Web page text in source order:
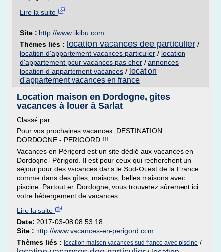
Lire la suite
Site : http://www.likibu.com
Thèmes liés : location vacances dee particulier /
location d'appartement vacances particulier / location
d'appartement pour vacances pas cher / annonces
location d appartement vacances / location
d'appartement vacances en france
Location maison en Dordogne, gites
vacances à louer à Sarlat
Classé par:
Pour vos prochaines vacances: DESTINATION
DORDOGNE - PERIGORD !!!
Vacances en Périgord est un site dédié aux vacances en
Dordogne- Périgord. Il est pour ceux qui recherchent un
séjour pour des vacances dans le Sud-Ouest de la France
comme dans des gîtes, maisons, belles maisons avec
piscine. Partout en Dordogne, vous trouverez sûrement ici
votre hébergement de vacances...
Lire la suite
Date: 2017-03-08 08:53:18
Site : http://www.vacances-en-perigord.com
Thèmes liés : location maison vacances sud france avec piscine /